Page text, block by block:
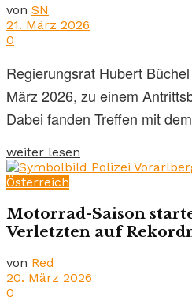
von SN
21. März 2026
0
Regierungsrat Hubert
März 2026, zu einem
Dabei fanden Treffen mit
weiter lesen
Österreich
Motorrad-Saison
Verletzten auf
von Red
20. März 2026
0